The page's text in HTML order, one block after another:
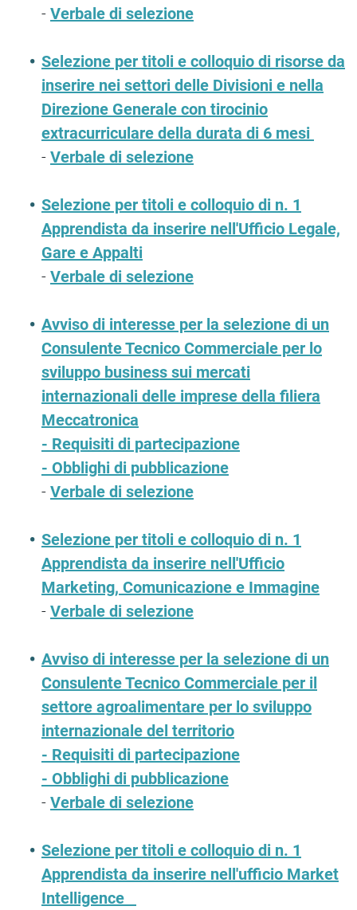
- Verbale di selezione
Selezione per titoli e colloquio di risorse da
inserire nei settori delle Divisioni e nella
Direzione Generale con tirocinio
extracurriculare della durata di 6 mesi
- Verbale di selezione
Selezione per titoli e colloquio di n. 1
Apprendista da inserire nell'Ufficio Legale,
Gare e Appalti
- Verbale di selezione
Avviso di interesse per la selezione di un
Consulente Tecnico Commerciale per lo
sviluppo business sui mercati
internazionali delle imprese della filiera
Meccatronica
- Requisiti di partecipazione
- Obblighi di pubblicazione
- Verbale di selezione
Selezione per titoli e colloquio di n. 1
Apprendista da inserire nell'Ufficio
Marketing, Comunicazione e Immagine
- Verbale di selezione
Avviso di interesse per la selezione di un
Consulente Tecnico Commerciale per il
settore agroalimentare per lo sviluppo
internazionale del territorio
- Requisiti di partecipazione
- Obblighi di pubblicazione
- Verbale di selezione
Selezione per titoli e colloquio di n. 1
Apprendista da inserire nell'ufficio Market
Intelligence